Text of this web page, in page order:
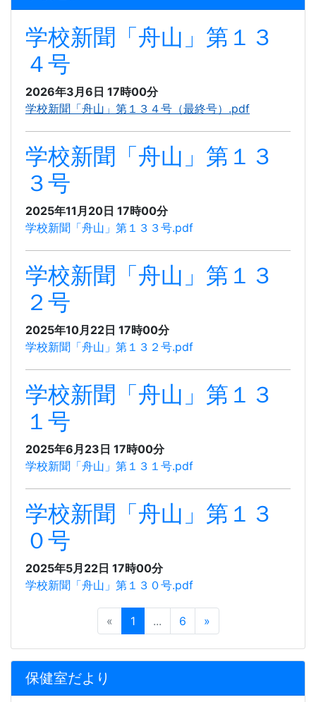
学校新聞「舟山」第１３
４号
2026年3月6日 17時00分
学校新聞「舟山」第１３４号（最終号）.pdf
学校新聞「舟山」第１３
３号
2025年11月20日 17時00分
学校新聞「舟山」第１３３号.pdf
学校新聞「舟山」第１３
２号
2025年10月22日 17時00分
学校新聞「舟山」第１３２号.pdf
学校新聞「舟山」第１３
１号
2025年6月23日 17時00分
学校新聞「舟山」第１３１号.pdf
学校新聞「舟山」第１３
０号
2025年5月22日 17時00分
学校新聞「舟山」第１３０号.pdf
« 1 ... 6 »
保健室だより